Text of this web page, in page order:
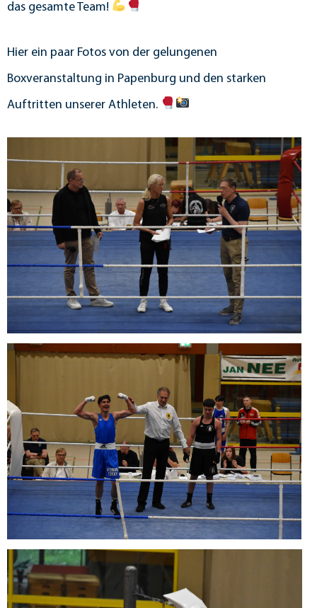
das gesamte Team!
Hier ein paar Fotos von der gelungenen
Boxveranstaltung in Papenburg und den starken
Auftritten unserer Athleten.